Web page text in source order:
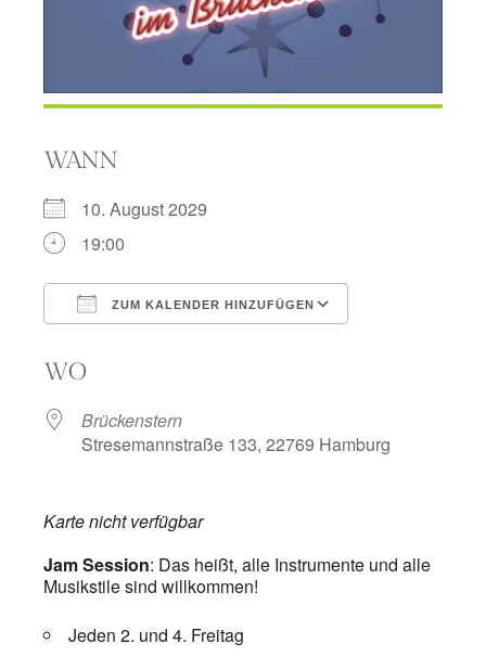
WANN
10. August 2029
19:00
ZUM KALENDER HINZUFÜGEN
WO
Brückenstern
Stresemannstraße 133, 22769 Hamburg
Karte nicht verfügbar
Jam Session: Das heißt, alle Instrumente und alle
Musikstile sind willkommen!
Jeden 2. und 4. Freitag